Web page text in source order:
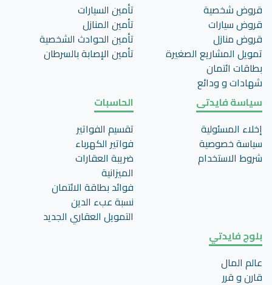
قروض شخصية
قروض سيارات
قروض منازل
تمويل المشاريع الصغيرة
بطاقات ائتمان
شهادات و ودائع
تأمين السيارات
تأمين المنازل
تأمين الحوادث الشخصية
تأمين اﻹصابة بالسرطان
سياسة فايدتى
إخلاء المسئولية
سياسة خصوصية
شروط الاستخدام
الحاسبات
تقسيم الفواتير
فواتير الكهرباء
ضريبة العقارات
الميزانية
فوائد بطاقة الائتمان
نسبة عبء الدين
التمويل العقاري الجديد
بلوج فايدتي
عالم المال
قارن و قرر